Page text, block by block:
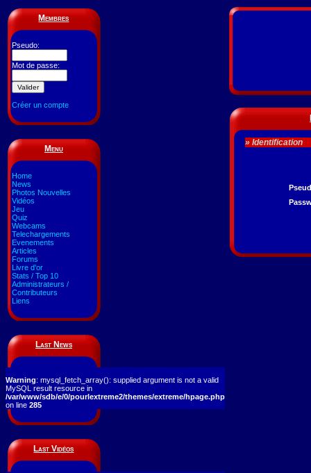
Membres
Pseudo:
Mot de passe:
Créer un compte
Menu
Home
News
Photos Nouvelles
Vidéos
Jeu
Quiz
Webcams
Telechargements
Evenements
Articles
Forums
Livre d'or
Stats / Top 10
Administrateurs /
Contributeurs
Liens
Last News
Warning: mysql_fetch_array(): supplied argument is not a valid
MySQL result resource in
/var/www/sdb/e/0/pourlextreme2/themes/extreme/hpage.php
on line 285
Last Vidéos
» Identification